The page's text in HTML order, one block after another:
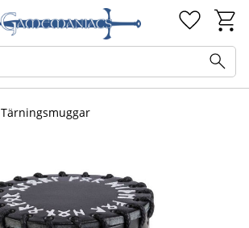
Tärningsmuggar